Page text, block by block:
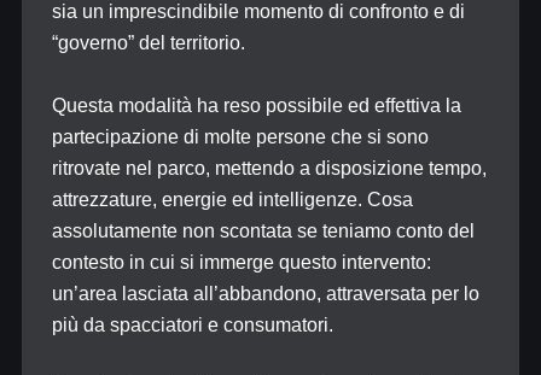
sia un imprescindibile momento di confronto e di
“governo” del territorio.
Questa modalità ha reso possibile ed effettiva la
partecipazione di molte persone che si sono
ritrovate nel parco, mettendo a disposizione tempo,
attrezzature, energie ed intelligenze. Cosa
assolutamente non scontata se teniamo conto del
contesto in cui si immerge questo intervento:
un’area lasciata all’abbandono, attraversata per lo
più da spacciatori e consumatori.